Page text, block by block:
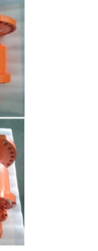
veranderlijke
is 55kW